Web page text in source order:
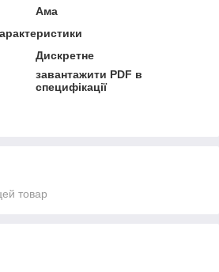
Ама
Дискретне
завантажити PDF в
специфікації
товар